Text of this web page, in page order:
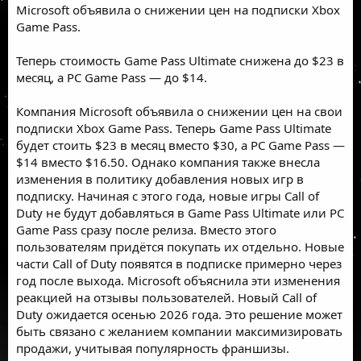
Microsoft объявила о снижении цен на подписки Xbox
Game Pass.
Теперь стоимость Game Pass Ultimate снижена до $23 в
месяц, а PC Game Pass — до $14.
Компания Microsoft объявила о снижении цен на свои
подписки Xbox Game Pass. Теперь Game Pass Ultimate
будет стоить $23 в месяц вместо $30, а PC Game Pass —
$14 вместо $16.50. Однако компания также внесла
изменения в политику добавления новых игр в
подписку. Начиная с этого года, новые игры Call of
Duty не будут добавляться в Game Pass Ultimate или PC
Game Pass сразу после релиза. Вместо этого
пользователям придётся покупать их отдельно. Новые
части Call of Duty появятся в подписке примерно через
год после выхода. Microsoft объяснила эти изменения
реакцией на отзывы пользователей. Новый Call of
Duty ожидается осенью 2026 года. Это решение может
быть связано с желанием компании максимизировать
продажи, учитывая популярность франшизы.